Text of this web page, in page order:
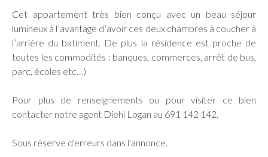
Cet appartement très bien conçu avec un beau séjour
lumineux à l’avantage d’avoir ces deux chambres à coucher à
l’arrière du batiment. De plus la résidence est proche de
toutes les commodités : banques, commerces, arrêt de bus,
parc, écoles etc…)
Pour plus de renseignements ou pour visiter ce bien
contacter notre agent Diehl Logan au 691 142 142.
Sous réserve d'erreurs dans l'annonce.